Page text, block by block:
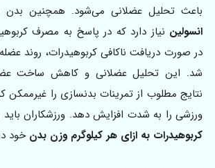
باعث تحلیل عضلانی می‌شود. همچنین بدن
انسولین نیاز دارد که در پاسخ به مصرف
در صورت دریافت ناکافی کربوهیدرات، روند
شد. این تحلیل عضلانی و کاهش ساخت
نتایج مطلوب از تمرینات بدنسازی را غیرممکن
ورزشی را به شدت افزایش دهد. ورزشکاران باید
کربوهیدرات به ازای هر کیلوگرم وزن بدن خود